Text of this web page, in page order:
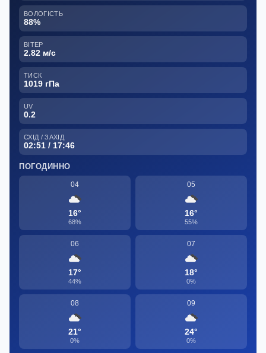
ВОЛОГІСТЬ
88%
ВІТЕР
2.82 м/с
ТИСК
1019 гПа
UV
0.2
СХІД / ЗАХІД
02:51 / 17:46
ПОГОДИННО
04
16°
68%
05
16°
55%
06
17°
44%
07
18°
0%
08
21°
0%
09
24°
0%